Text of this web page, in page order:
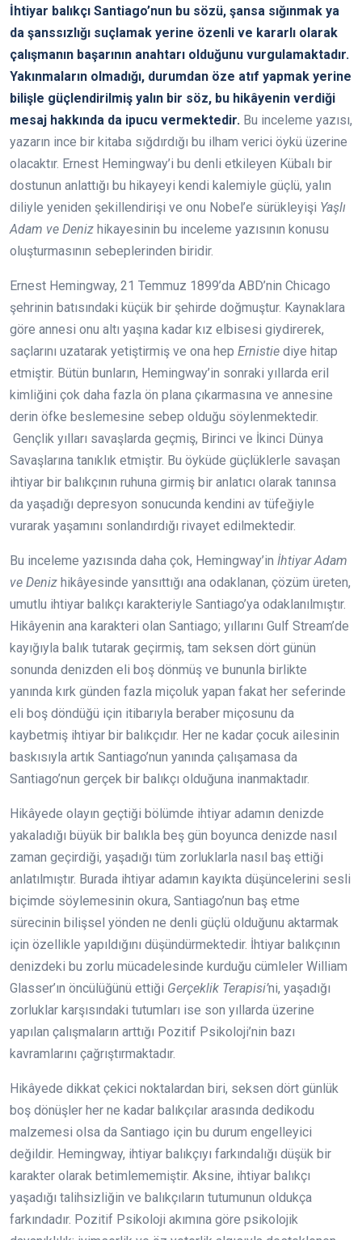
İhtiyar balıkçı Santiago’nun bu sözü, şansa sığınmak ya
da şanssızlığı suçlamak yerine özenli ve kararlı olarak
çalışmanın başarının anahtarı olduğunu vurgulamaktadır.
Yakınmaların olmadığı, durumdan öze atıf yapmak yerine
bilişle güçlendirilmiş yalın bir söz, bu hikâyenin verdiği
mesaj hakkında da ipucu vermektedir. Bu inceleme yazısı,
yazarın ince bir kitaba sığdırdığı bu ilham verici öykü üzerine
olacaktır. Ernest Hemingway’i bu denli etkileyen Kübalı bir
dostunun anlattığı bu hikayeyi kendi kalemiyle güçlü, yalın
diliyle yeniden şekillendirişi ve onu Nobel’e sürükleyişi Yaşlı
Adam ve Deniz hikayesinin bu inceleme yazısının konusu
oluşturmasının sebeplerinden biridir.
Ernest Hemingway, 21 Temmuz 1899’da ABD’nin Chicago
şehrinin batısındaki küçük bir şehirde doğmuştur. Kaynaklara
göre annesi onu altı yaşına kadar kız elbisesi giydirerek,
saçlarını uzatarak yetiştirmiş ve ona hep Ernistie diye hitap
etmiştir. Bütün bunların, Hemingway’in sonraki yıllarda eril
kimliğini çok daha fazla ön plana çıkarmasına ve annesine
derin öfke beslemesine sebep olduğu söylenmektedir.
Gençlik yılları savaşlarda geçmiş, Birinci ve İkinci Dünya
Savaşlarına tanıklık etmiştir. Bu öyküde güçlüklerle savaşan
ihtiyar bir balıkçının ruhuna girmiş bir anlatıcı olarak tanınsa
da yaşadığı depresyon sonucunda kendini av tüfeğiyle
vurarak yaşamını sonlandırdığı rivayet edilmektedir.
Bu inceleme yazısında daha çok, Hemingway’in İhtiyar Adam
ve Deniz hikâyesinde yansıttığı ana odaklanan, çözüm üreten,
umutlu ihtiyar balıkçı karakteriyle Santiago’ya odaklanılmıştır.
Hikâyenin ana karakteri olan Santiago; yıllarını Gulf Stream’de
kayığıyla balık tutarak geçirmiş, tam seksen dört günün
sonunda denizden eli boş dönmüş ve bununla birlikte
yanında kırk günden fazla miçoluk yapan fakat her seferinde
eli boş döndüğü için itibarıyla beraber miçosunu da
kaybetmiş ihtiyar bir balıkçıdır. Her ne kadar çocuk ailesinin
baskısıyla artık Santiago’nun yanında çalışamasa da
Santiago’nun gerçek bir balıkçı olduğuna inanmaktadır.
Hikâyede olayın geçtiği bölümde ihtiyar adamın denizde
yakaladığı büyük bir balıkla beş gün boyunca denizde nasıl
zaman geçirdiği, yaşadığı tüm zorluklarla nasıl baş ettiği
anlatılmıştır. Burada ihtiyar adamın kayıkta düşüncelerini sesli
biçimde söylemesinin okura, Santiago’nun baş etme
sürecinin bilişsel yönden ne denli güçlü olduğunu aktarmak
için özellikle yapıldığını düşündürmektedir. İhtiyar balıkçının
denizdeki bu zorlu mücadelesinde kurduğu cümleler William
Glasser’ın öncülüğünü ettiği Gerçeklik Terapisi’ni, yaşadığı
zorluklar karşısındaki tutumları ise son yıllarda üzerine
yapılan çalışmaların arttığı Pozitif Psikoloji’nin bazı
kavramlarını çağrıştırmaktadır.
Hikâyede dikkat çekici noktalardan biri, seksen dört günlük
boş dönüşler her ne kadar balıkçılar arasında dedikodu
malzemesi olsa da Santiago için bu durum engelleyici
değildir. Hemingway, ihtiyar balıkçıyı farkındalığı düşük bir
karakter olarak betimlememiştir. Aksine, ihtiyar balıkçı
yaşadığı talihsizliğin ve balıkçıların tutumunun oldukça
farkındadır. Pozitif Psikoloji akımına göre psikolojik